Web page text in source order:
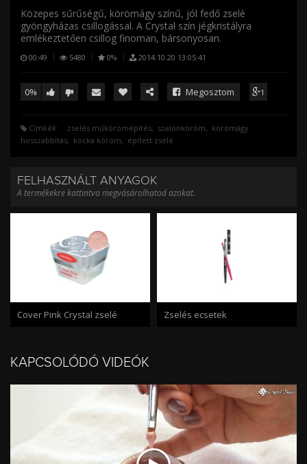
Közepes sűrűségű, körömágy színű, jól fedő zselé
gyöngyházas csillogással. A Crystal szín jégkristályra
emlékeztetően csillog finoman, bársonyosan.
00:49 5480 0% 2014.10.20 13:05:41
0% Megosztom 1
Címkék: zselés műkörömépítés szalonköröm
körömágy
hosszabbítás
kocka köröm épített zselé
FELHASZNÁLT ANYAGOK
A termékekre kattintva megvásárolhatod azokat.
Cover Pink Crystal zselé Zselés ecsetek
KAPCSOLÓDÓ VIDEÓK